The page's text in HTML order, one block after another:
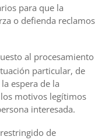
para que la
o defienda reclamos
al procesamiento
particular, de
espera de la
motivos legítimos
interesada.
de